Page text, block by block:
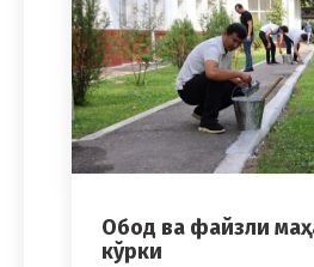
Обод ва файзли
кўрки